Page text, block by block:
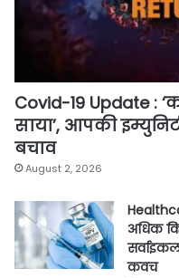
Covid-19 Update :
साया’, आपकी
बचाव
August 2, 2026
अधिक
कवच